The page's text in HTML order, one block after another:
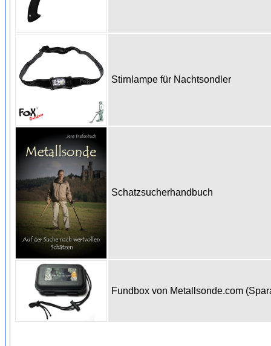
Stirnlampe für Nachtsondler
Schatzsucherhandbuch
Fundbox von Metallsonde.com